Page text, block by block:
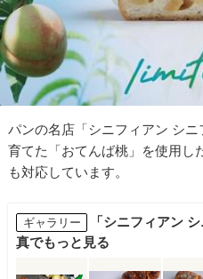
パンの名店「シニフィアン シ
育てた「おてんば桃」を使用し
も対応しています。
ギャラリー
「シニフィアン
真でもっと見る